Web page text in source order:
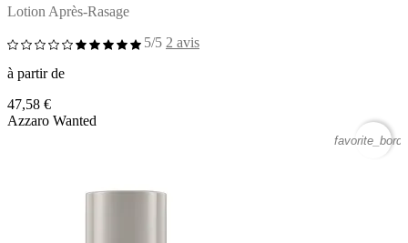
Lotion Après-Rasage
5/5 2 avis
à partir de
47,58 €
Azzaro Wanted